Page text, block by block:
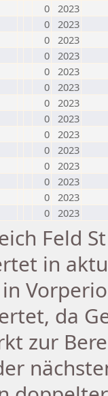
0 2023
0 2023
0 2023
0 2023
0 2023
0 2023
0 2023
0 2023
0 2023
0 2023
0 2023
0 2023
0 2023
0 2023
Feld
in
da
zur